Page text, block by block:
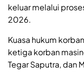
keluar melalui
2026.
Kuasa hukum
ketiga korban
Tegar Saputra, dan